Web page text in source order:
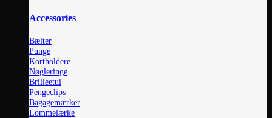
Accessories
Bælter
Punge
Kortholdere
Nøgleringe
Brilleetui
Pengeclips
Bagagemærker
Lommelærke